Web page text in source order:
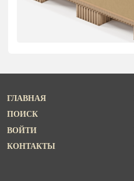
ГЛАВНАЯ
ПОИСК
ВОЙТИ
КОНТАКТЫ